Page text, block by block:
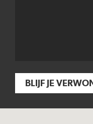
BLIJF JE